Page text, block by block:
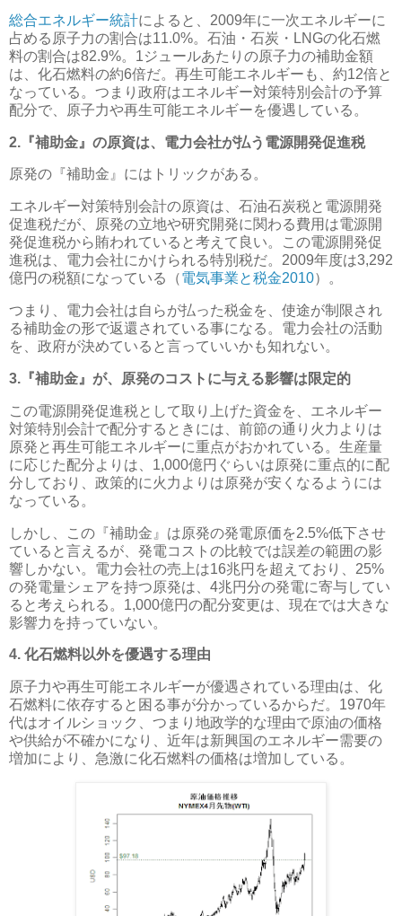
総合エネルギー統計によると、2009年に一次エネルギーに
占める原子力の割合は11.0%。石油・石炭・LNGの化石燃
料の割合は82.9%。1ジュールあたりの原子力の補助金額
は、化石燃料の約6倍だ。再生可能エネルギーも、約12倍と
なっている。つまり政府はエネルギー対策特別会計の予算
配分で、原子力や再生可能エネルギーを優遇している。
2.『補助金』の原資は、電力会社が払う電源開発促進税
原発の『補助金』にはトリックがある。
エネルギー対策特別会計の原資は、石油石炭税と電源開発
促進税だが、原発の立地や研究開発に関わる費用は電源開
発促進税から賄われていると考えて良い。この電源開発促
進税は、電力会社にかけられる特別税だ。2009年度は3,292
億円の税額になっている（電気事業と税金2010）。
つまり、電力会社は自らが払った税金を、使途が制限され
る補助金の形で返還されている事になる。電力会社の活動
を、政府が決めていると言っていいかも知れない。
3.『補助金』が、原発のコストに与える影響は限定的
この電源開発促進税として取り上げた資金を、エネルギー
対策特別会計で配分するときには、前節の通り火力よりは
原発と再生可能エネルギーに重点がおかれている。生産量
に応じた配分よりは、1,000億円ぐらいは原発に重点的に配
分しており、政策的に火力よりは原発が安くなるようには
なっている。
しかし、この 『補助金』は原発の発電原価を2.5%低下させ
ていると言えるが、発電コストの比較では誤差の範囲の影
響 しかない。電力会社の売上は16兆円を超えており、25%
の発電量シェアを持つ原発は、4兆円分の発電に寄与してい
ると考えられる。1,000億円の配分変更は、現在では大きな
影響力を持っていない。
4. 化石燃料以外を優遇する理由
原子力や再生可能エネルギーが優遇されている理由は、化
石燃料に依存すると困る事が分かっているからだ。1970年
代はオイルショック、つまり地政学的な理由で原油の価格
や供給が不確かになり、近年は新興国のエネルギー需要の
増加により、急激に化石燃料の価格は増加している。